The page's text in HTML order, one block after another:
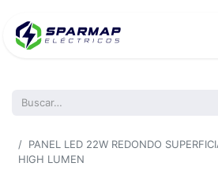
PANEL LED 22W REDONDO
HIGH LUMEN